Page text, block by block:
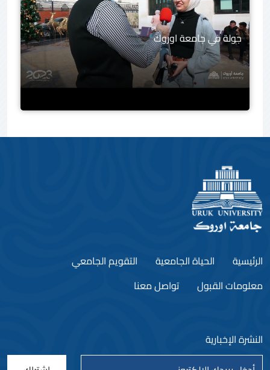
جولة في جامعة اوروك
الرئيسية الحياة الجامعية
التقويم الجامعي
معلومات القبول
تواصل معنا
النشرة الإخبارية